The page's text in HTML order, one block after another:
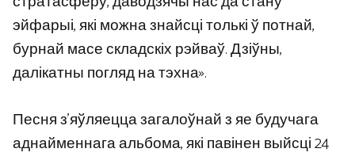
эйфарыі, які можна знайсці толькі ў потнай,
бурнай масе складскіх рэйваў. Дзіўны,
далікатны погляд на тэхна».
Песня з’яўляецца загалоўнай з яе будучага
аднайменнага альбома, які павінен выйсці 24